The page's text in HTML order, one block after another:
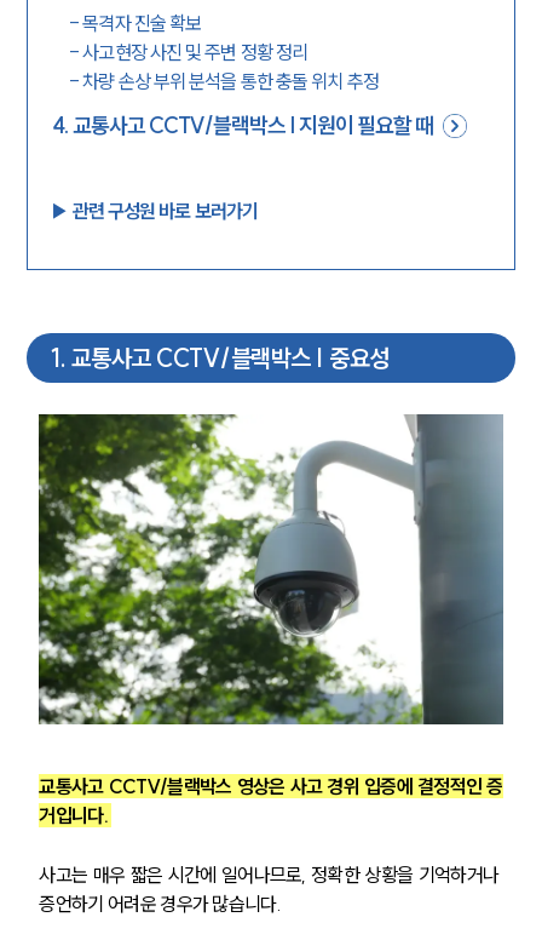
-목격자 진술 확보
-사고현장 사진 및 주변 정황 정리
-차량 손상 부위 분석을 통한 충돌 위치 추정
4.교통사고 CCTV/블랙박스 | 지원이 필요할 때
▶︎ 관련 구성원 바로 보러가기
1. 교통사고 CCTV/블랙박스 | 중요성
교통사고 CCTV/블랙박스 영상은 사고 경위 입증에 결정적인 증
거입니다.
사고는 매우 짧은 시간에 일어나므로, 정확한 상황을 기억하거나
증언하기 어려운 경우가 많습니다.